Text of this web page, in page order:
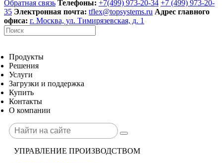
Обратная связь Телефоны: +7(499) 973-20-34 +7 (499) 973-20-
35 Электронная почта: tflex@topsystems.ru Адрес главного
офиса: г. Москва, ул. Тимирязевская, д. 1
Продукты
Решения
Услуги
Загрузки и поддержка
Купить
Контакты
О компании
УПРАВЛЕНИЕ ПРОИЗВОДСТВОМ